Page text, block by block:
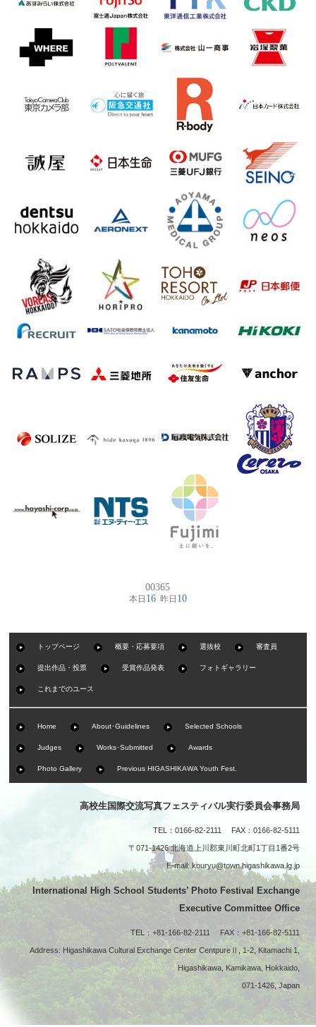
トップページ 概要・応募要項 選抜校 審査員
提出作品・投票 受賞作品発表 フォトギャラリー
これまでのユース
Home About･Guidelines Selected Schools
Judges Works･Submitted Awards
Photo Gallery Previous HIGASHIKAWA Youth Fest.
高校生国際交流写真フェスティバル実行委員会事務局
TEL：0166-82-2111 FAX：0166-82-5111
〒071-1426 北海道上川郡東川町北町1丁目1番2号
E-mail: kouryu@town.higashikawa.lg.jp
International High School Students’ Photo Festival Exchange
Executive Committee Office
TEL：+81-166-82-2111 FAX：+81-166-82-5111
Address: Higashikawa Cultural Exchange Center CentpureⅡ, 1-2, Kitamachi 1,
Higashikawa, Kamikawa, Hokkaido,
071-1426, Japan